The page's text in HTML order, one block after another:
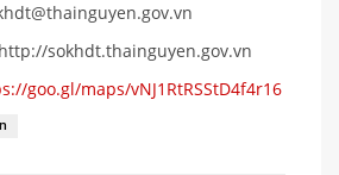
sokhdt.thainguyen.gov.vn
goo.gl/maps/vNJ1RtRSStD4f4r16